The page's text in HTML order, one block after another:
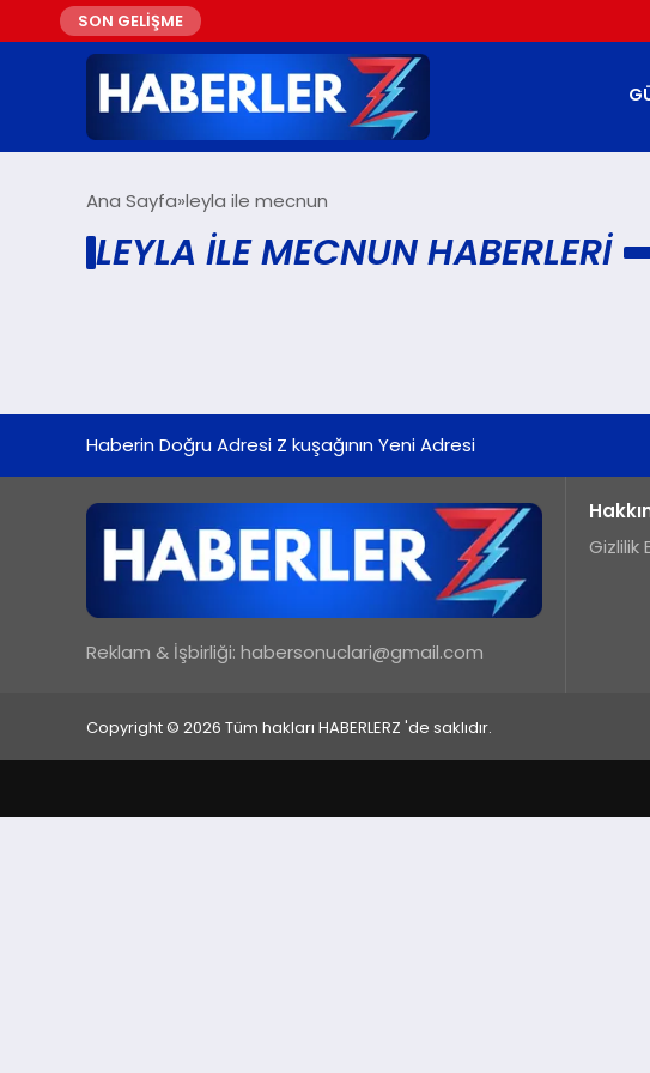
SON GELİŞME
Ana Sayfa leyla ile mecnun
LEYLA ILE MECNUN HABERLERI
Haberin Doğru Adresi Z kuşağının Yeni Adresi
Reklam & İşbirliği: habersonuclari@gmail.com
Gizlilik
Copyright © 2026 Tüm hakları HABERLERZ 'de saklıdır.